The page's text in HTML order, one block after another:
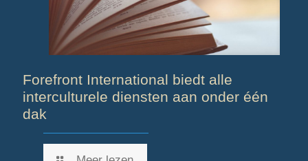
Forefront International biedt alle
interculturele diensten aan onder één
dak